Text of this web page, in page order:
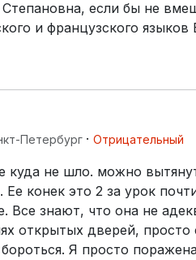
если бы не
и французского
Петербург · Отрицательный
куда не шло. можно
Ее конек это 2 за урок
Все знают, что она не
открытых дверей,
Я просто